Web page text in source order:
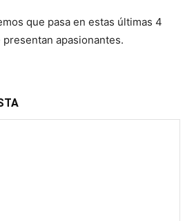
que pasa en estas últimas 4
presentan apasionantes.